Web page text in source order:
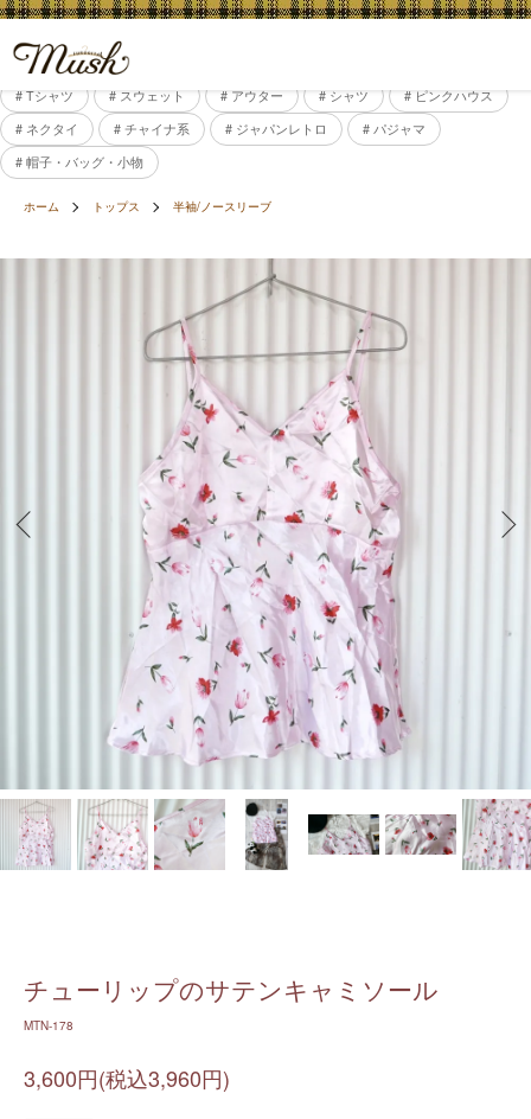
# Tシャツ # スウェット # アウター # シャツ
# ピンクハウス
# ネクタイ
# チャイナ系 # ジャパンレトロ
# パジャマ
# 帽子・バッグ・小物
ホーム トップス 半袖/ノースリーブ
チューリップのサテンキャミソール
MTN-178
3,600円(税込3,960円)